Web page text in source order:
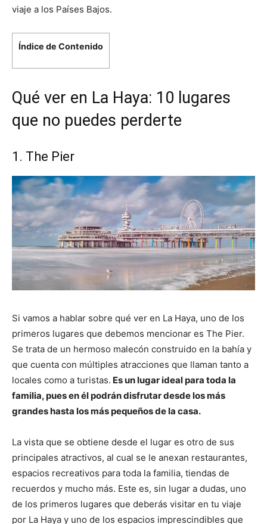
viaje a los Países Bajos.
Índice de Contenido
Qué ver en La Haya: 10 lugares
que no puedes perderte
1. The Pier
Si vamos a hablar sobre qué ver en La Haya, uno de los
primeros lugares que debemos mencionar es The Pier.
Se trata de un hermoso malecón construido en la bahía y
que cuenta con múltiples atracciones que llaman tanto a
locales como a turistas. Es un lugar ideal para toda la
familia, pues en él podrán disfrutar desde los más
grandes hasta los más pequeños de la casa.
La vista que se obtiene desde el lugar es otro de sus
principales atractivos, al cual se le anexan restaurantes,
espacios recreativos para toda la familia, tiendas de
recuerdos y mucho más. Este es, sin lugar a dudas, uno
de los primeros lugares que deberás visitar en tu viaje
por La Haya y uno de los espacios imprescindibles que